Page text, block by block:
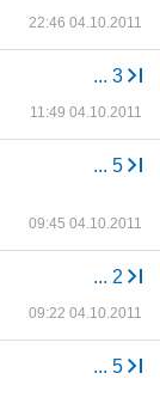
22:46 04.10.2011
... 3
11:49 04.10.2011
... 5
09:45 04.10.2011
... 2
09:22 04.10.2011
... 5